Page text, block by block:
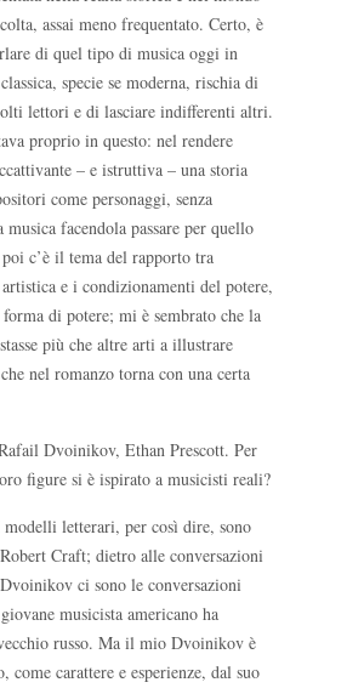
assai meno frequentato. Certo, è
di quel tipo di musica oggi in
specie se moderna, rischia di
lettori e di lasciare indifferenti altri.
proprio in questo: nel rendere
– e istruttiva – una storia
come personaggi, senza
musica facendola passare per quello
c’è il tema del rapporto tra
artistica e i condizionamenti del potere,
di potere; mi è sembrato che la
più che altre arti a illustrare
nel romanzo torna con una certa
Dvoinikov, Ethan Prescott. Per
figure si è ispirato a musicisti reali?
letterari, per così dire, sono
Craft; dietro alle conversazioni
ci sono le conversazioni
musicista americano ha
russo. Ma il mio Dvoinikov è
come carattere e esperienze, dal suo